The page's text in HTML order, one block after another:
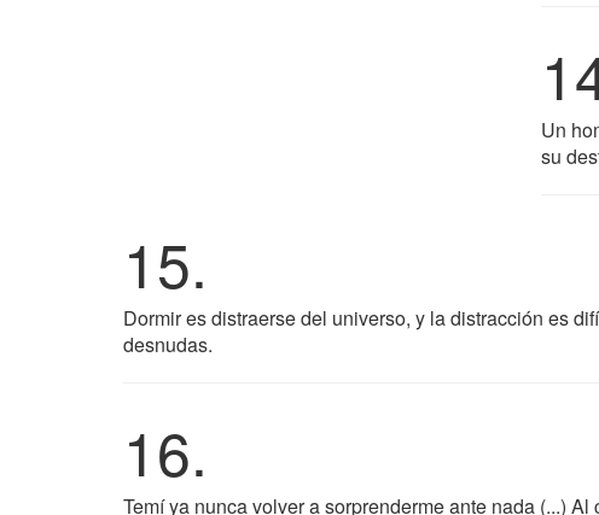
Un
su
15.
Dormir es distraerse del universo, y la distracción es
desnudas.
16.
Temí ya nunca volver a sorprenderme ante nada (...)